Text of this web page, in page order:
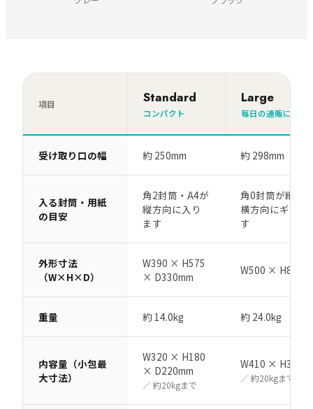
項目 Standard
コンパクト
Large
毎日の通販に
受け取り口の幅 約 250mm 約 298mm
入る封筒・用紙
の目安
角2封筒・A4が
縦方向に入り
ます
角0封筒が縦方
横方向にギリギ
す
外形寸法
（W×H×D）
W390 × H575
× D330mm
W500 × H850
重量 約 14.0kg 約 24.0kg
内容量（小包最
大寸法）
W320 × H180
× D220mm
／ 約20kgまで
W410 × H310
／ 約20kgまで